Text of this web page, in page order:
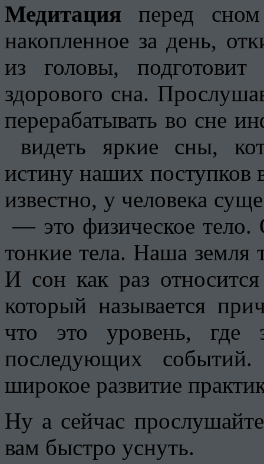
Медитация перед
накопленное за день,
из головы,
здорового сна.
перерабатывать во сне
видеть яркие сны,
истину наших поступков
известно, у человека
— это физическое тело.
тонкие тела. Наша земля
И сон как раз
который называется
что это уровень, где
последующих
широкое развитие
Ну а сейчас
вам быстро уснуть.